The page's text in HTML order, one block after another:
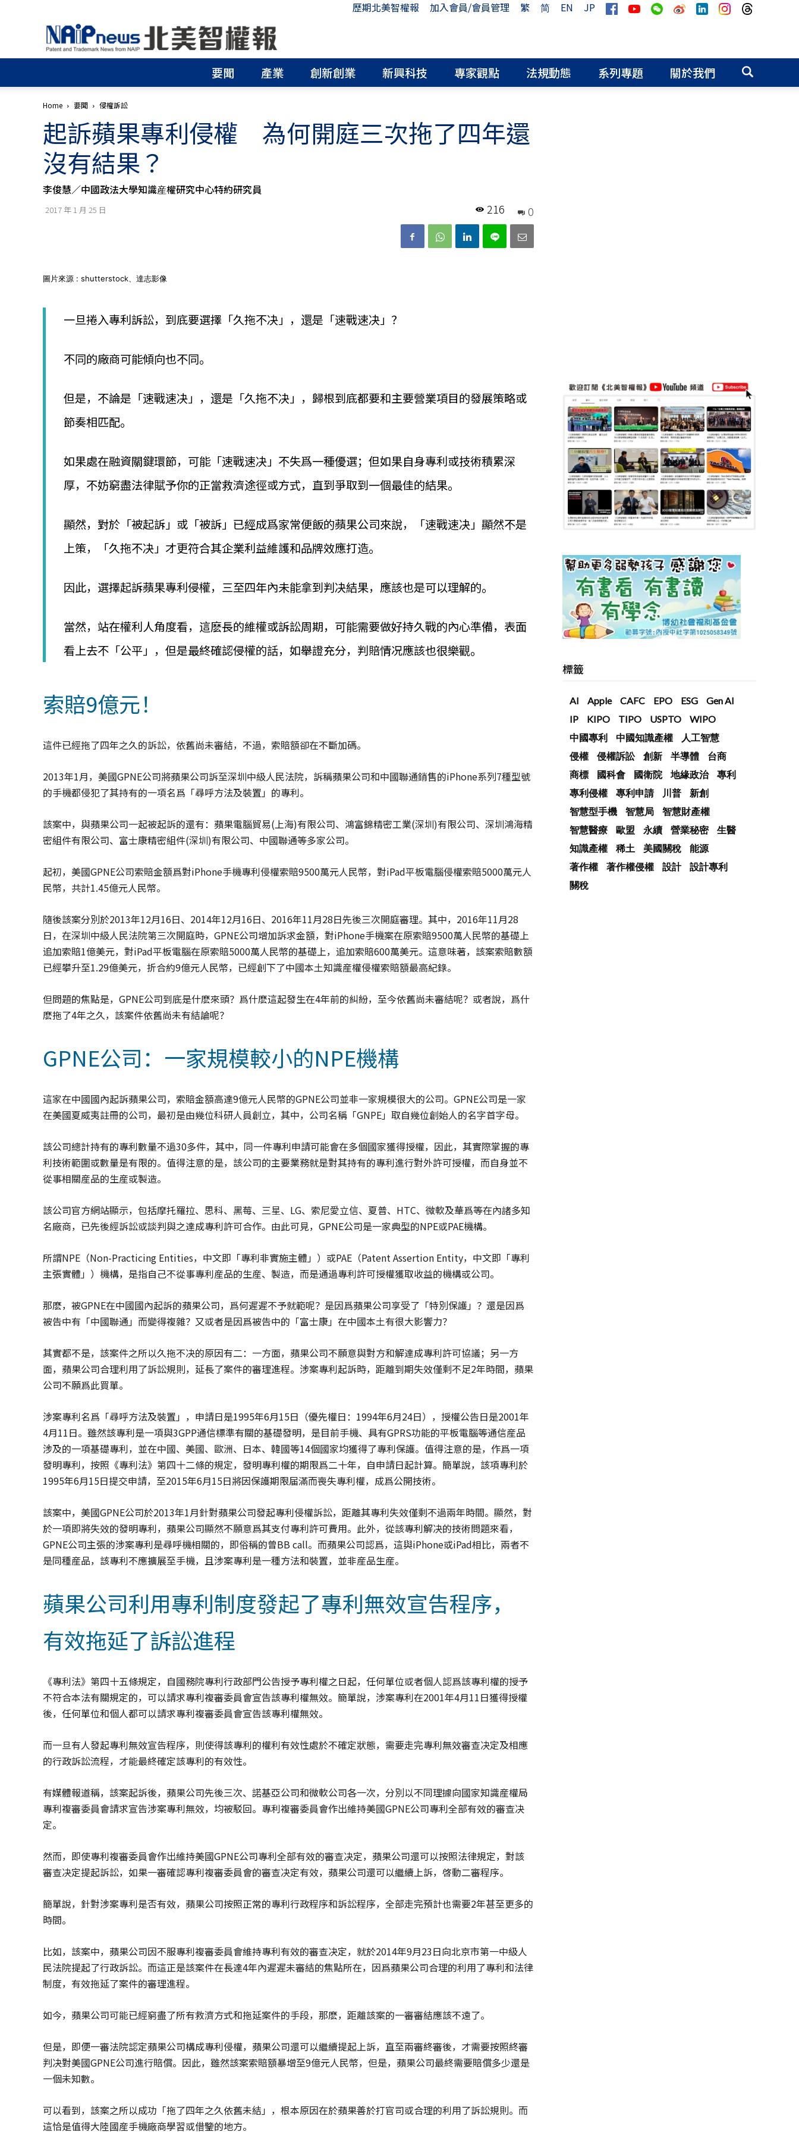
歷期北美智權報 加入會員/會員管理 繁 简 EN
JP
北
美
智
權
│
申
請
申
請
│
智
顧
專
局
利
要聞 產業 創新創業 新興科技 專家觀點 法規動態 系列專題 關於我們
Home 要聞 侵權訴訟
起訴蘋果專利侵權 為何開庭三次拖了四年還
沒有結果？
李俊慧／中國政法大學知識産權研究中心特約研究員
2017 年 1 月 25 日 0
216
圖片來源 : shutterstock、達志影像
一旦捲入專利訴訟，到底要選擇「久拖不决」，還是「速戰速决」？
不同的廠商可能傾向也不同。
但是，不論是「速戰速决」，還是「久拖不决」，歸根到底都要和主要營業項目的發展策略或
節奏相匹配。
如果處在融資關鍵環節，可能「速戰速决」不失爲一種優選；但如果自身專利或技術積累深
厚，不妨窮盡法律賦予你的正當救濟途徑或方式，直到爭取到一個最佳的結果。
顯然，對於「被起訴」或「被訴」已經成爲家常便飯的蘋果公司來說，「速戰速决」顯然不是
上策，「久拖不决」才更符合其企業利益維護和品牌效應打造。
因此，選擇起訴蘋果專利侵權，三至四年內未能拿到判决結果，應該也是可以理解的。
當然，站在權利人角度看，這麽長的維權或訴訟周期，可能需要做好持久戰的內心準備，表面
看上去不「公平」，但是最終確認侵權的話，如舉證充分，判賠情况應該也很樂觀。
索賠9億元！
這件已經拖了四年之久的訴訟，依舊尚未審結，不過，索賠額卻在不斷加碼。
2013年1月，美國GPNE公司將蘋果公司訴至深圳中級人民法院，訴稱蘋果公司和中國聯通銷售的iPhone系列7種型號
的手機都侵犯了其持有的一項名爲「尋呼方法及裝置」的專利。
該案中，與蘋果公司一起被起訴的還有：蘋果電腦貿易(上海)有限公司、鴻富錦精密工業(深圳)有限公司、深圳鴻海精
密組件有限公司、富士康精密組件(深圳)有限公司、中國聯通等多家公司。
起初，美國GPNE公司索賠金額爲對iPhone手機專利侵權索賠9500萬元人民幣，對iPad平板電腦侵權索賠5000萬元人
民幣，共計1.45億元人民幣。
隨後該案分別於2013年12月16日、2014年12月16日、2016年11月28日先後三次開庭審理。其中，2016年11月28
日，在深圳中級人民法院第三次開庭時，GPNE公司增加訴求金額，對iPhone手機案在原索賠9500萬人民幣的基礎上
追加索賠1億美元，對iPad平板電腦在原索賠5000萬人民幣的基礎上，追加索賠600萬美元。這意味著，該案索賠數額
已經攀升至1.29億美元，折合約9億元人民幣，已經創下了中國本土知識産權侵權索賠額最高紀錄。
但問題的焦點是，GPNE公司到底是什麽來頭？爲什麽這起發生在4年前的糾紛，至今依舊尚未審結呢？或者說，爲什
麽拖了4年之久，該案件依舊尚未有結論呢？
GPNE公司：一家規模較小的NPE機構
這家在中國國內起訴蘋果公司，索賠金額高達9億元人民幣的GPNE公司並非一家規模很大的公司。GPNE公司是一家
在美國夏威夷註冊的公司，最初是由幾位科研人員創立，其中，公司名稱「GNPE」取自幾位創始人的名字首字母。
該公司總計持有的專利數量不過30多件，其中，同一件專利申請可能會在多個國家獲得授權，因此，其實際掌握的專
利技術範圍或數量是有限的。值得注意的是，該公司的主要業務就是對其持有的專利進行對外許可授權，而自身並不
從事相關産品的生産或製造。
該公司官方網站顯示，包括摩托羅拉、思科、黑莓、三星、LG、索尼愛立信、夏普、HTC、微軟及華爲等在內諸多知
名廠商，已先後經訴訟或談判與之達成專利許可合作。由此可見，GPNE公司是一家典型的NPE或PAE機構。
所謂NPE（Non-Practicing Entities，中文即「專利非實施主體」）或PAE（Patent Assertion Entity，中文即「專利
主張實體」）機構，是指自己不從事專利産品的生産、製造，而是通過專利許可授權獲取收益的機構或公司。
那麽，被GPNE在中國國內起訴的蘋果公司，爲何遲遲不予就範呢？是因爲蘋果公司享受了「特別保護」？還是因爲
被告中有「中國聯通」而變得複雜？又或者是因爲被告中的「富士康」在中國本土有很大影響力？
其實都不是，該案件之所以久拖不决的原因有二：一方面，蘋果公司不願意與對方和解達成專利許可協議；另一方
面，蘋果公司合理利用了訴訟規則，延長了案件的審理進程。涉案專利起訴時，距離到期失效僅剩不足2年時間，蘋果
公司不願爲此買單。
涉案專利名爲「尋呼方法及裝置」，申請日是1995年6月15日（優先權日：1994年6月24日），授權公告日是2001年
4月11日。雖然該專利是一項與3GPP通信標準有關的基礎發明，是目前手機、具有GPRS功能的平板電腦等通信産品
涉及的一項基礎專利，並在中國、美國、歐洲、日本、韓國等14個國家均獲得了專利保護。值得注意的是，作爲一項
發明專利，按照《專利法》第四十二條的規定，發明專利權的期限爲二十年，自申請日起計算。簡單說，該項專利於
1995年6月15日提交申請，至2015年6月15日將因保護期限届滿而喪失專利權，成爲公開技術。
該案中，美國GPNE公司於2013年1月針對蘋果公司發起專利侵權訴訟，距離其專利失效僅剩不過兩年時間。顯然，對
於一項即將失效的發明專利，蘋果公司顯然不願意爲其支付專利許可費用。此外，從該專利解决的技術問題來看，
GPNE公司主張的涉案專利是尋呼機相關的，即俗稱的曾BB call。而蘋果公司認爲，這與iPhone或iPad相比，兩者不
是同種産品，該專利不應擴展至手機，且涉案專利是一種方法和裝置，並非産品生産。
蘋果公司利用專利制度發起了專利無效宣告程序，
有效拖延了訴訟進程
《專利法》第四十五條規定，自國務院專利行政部門公告授予專利權之日起，任何單位或者個人認爲該專利權的授予
不符合本法有關規定的，可以請求專利複審委員會宣告該專利權無效。簡單說，涉案專利在2001年4月11日獲得授權
後，任何單位和個人都可以請求專利複審委員會宣告該專利權無效。
而一旦有人發起專利無效宣告程序，則使得該專利的權利有效性處於不確定狀態，需要走完專利無效審查决定及相應
的行政訴訟流程，才能最終確定該專利的有效性。
有媒體報道稱，該案起訴後，蘋果公司先後三次、諾基亞公司和微軟公司各一次，分別以不同理據向國家知識産權局
專利複審委員會請求宣告涉案專利無效，均被駁回。專利複審委員會作出維持美國GPNE公司專利全部有效的審查决
定。
然而，即使專利複審委員會作出維持美國GPNE公司專利全部有效的審查决定，蘋果公司還可以按照法律規定，對該
審查决定提起訴訟，如果一審確認專利複審委員會的審查决定有效，蘋果公司還可以繼續上訴，啓動二審程序。
簡單說，針對涉案專利是否有效，蘋果公司按照正常的專利行政程序和訴訟程序，全部走完預計也需要2年甚至更多的
時間。
比如，該案中，蘋果公司因不服專利複審委員會維持專利有效的審查决定，就於2014年9月23日向北京市第一中級人
民法院提起了行政訴訟。而這正是該案件在長達4年內遲遲未審結的焦點所在，因爲蘋果公司合理的利用了專利和法律
制度，有效拖延了案件的審理進程。
如今，蘋果公司可能已經窮盡了所有救濟方式和拖延案件的手段，那麽，距離該案的一審審結應該不遠了。
但是，即便一審法院認定蘋果公司構成專利侵權，蘋果公司還可以繼續提起上訴，直至兩審終審後，才需要按照終審
判决對美國GPNE公司進行賠償。因此，雖然該案索賠額暴增至9億元人民幣，但是，蘋果公司最終需要賠償多少還是
一個未知數。
可以看到，該案之所以成功「拖了四年之久依舊未結」，根本原因在於蘋果善於打官司或合理的利用了訴訟規則。而
這恰是值得大陸國産手機廠商學習或借鑒的地方。
標籤
AI Apple CAFC EPO ESG
Gen AI
IP
KIPO TIPO USPTO
WIPO
中國專利
中國知識產權
人工智慧
侵權
侵權訴訟 創新 半導體
台商
商標
國科會 國衛院 地緣政治
專利
專利侵權
專利申請 川普
新創
智慧型手機
智慧局
智慧財產權
智慧醫療
歐盟 永續 營業秘密
生醫
知識產權
稀土 美國關稅
能源
著作權
著作權侵權 設計
設計專利
關稅